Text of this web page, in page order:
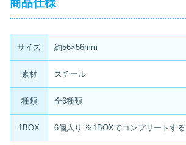
商品仕様
サイズ 約56×56mm
素材 スチール
種類 全6種類
1BOX 6個入り ※1BOXでコンプリートする